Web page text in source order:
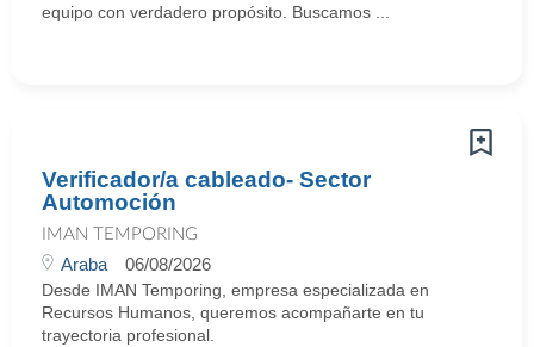
equipo con verdadero propósito. Buscamos ...
Verificador/a cableado- Sector
Automoción
IMAN TEMPORING
Araba 06/08/2026
Desde IMAN Temporing, empresa especializada en
Recursos Humanos, queremos acompañarte en tu
trayectoria profesional.